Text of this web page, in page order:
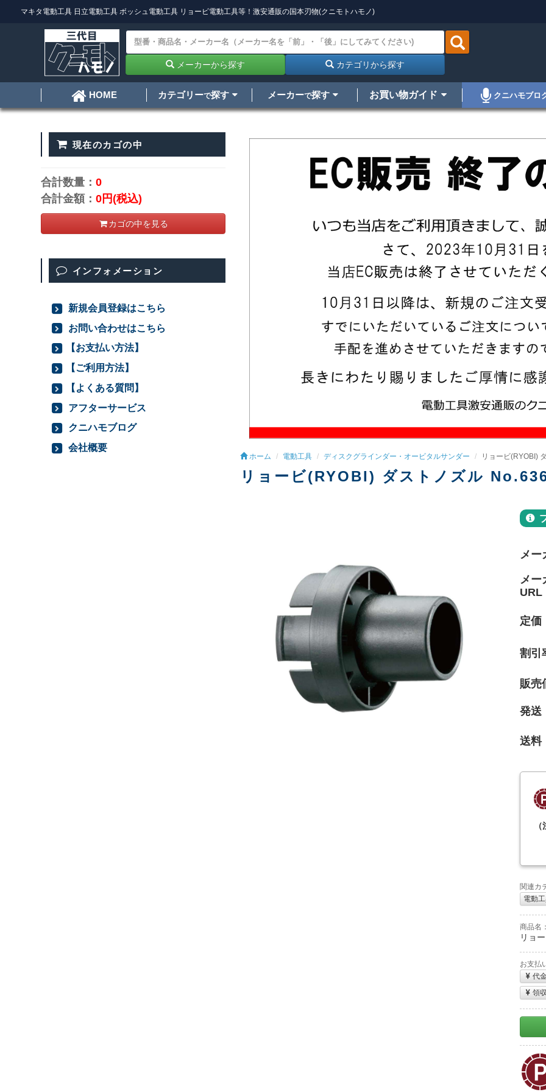
マキタ電動工具 日立電動工具 ボッシュ電動工具 リョービ電動工具等！激安通販の国本刃物(クニモトハモノ)
メーカーから探す カテゴリから探す
HOME カテゴリーで探す メーカーで探す お買い物ガイド クニハモブロ
ホーム 電動工具 ディスクグラインダー・オービタルサンダー リョービ(RYOBI)
リョービ(RYOBI) ダストノズル
メー
メー
URL
定価
割引
販売
発送
送料
関連カ
電動
商品名
リョ
お支払
代
領
現在のカゴの中
合計数量：0
合計金額：0円(税込)
カゴの中を見る
インフォメーション
新規会員登録はこちら
お問い合わせはこちら
【お支払い方法】
【ご利用方法】
【よくある質問】
アフターサービス
クニハモブログ
会社概要